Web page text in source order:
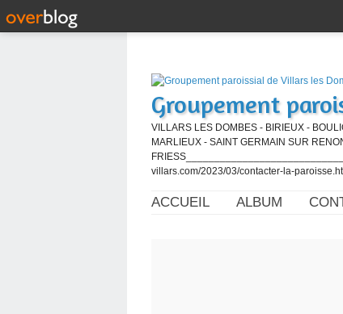
Groupement
VILLARS LES DOMBES - BIRIEUX -
MARLIEUX - SAINT GERMAIN SUR
villars.com/2023/03/contacter-la-
ACCUEIL ALBUM